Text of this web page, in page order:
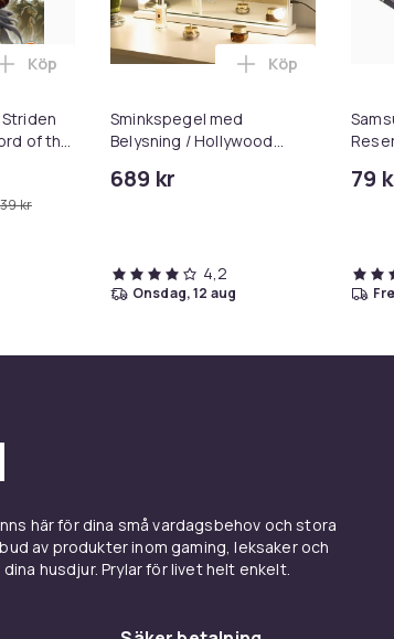
för katter i varukorgen
of the
kr
Lägg till Sagan om ringen: Striden vid Rohan
Köp
Sminkspegel med
Belysning / Hollywood
689 kr
Lägg till
Köp
4,2
onsdag, 12 aug
79
här för dina små vardagsbehov och stora
av produkter inom gaming, leksaker och
husdjur. Prylar för livet helt enkelt.